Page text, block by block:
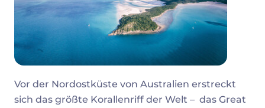
Vor der Nordostküste von Australien erstreckt
sich das größte Korallenriff der Welt – das Great